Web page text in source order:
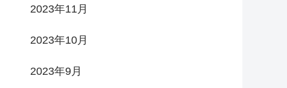
2023年11月
2023年10月
2023年9月